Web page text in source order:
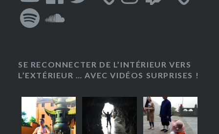
Spotify
SE RECONNECTER DE L’INTÉRIEUR VERS
L’EXTÉRIEUR … AVEC VIDÉOS SURPRISES !